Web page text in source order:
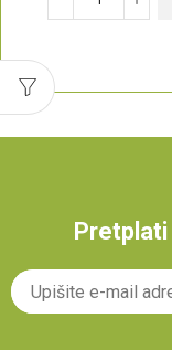
Pretplati